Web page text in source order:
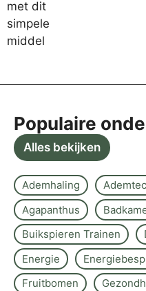
Populaire
Alles bekijken
Ademhaling
Agapanthus
Buikspieren Trainen
Energie
Fruitbomen